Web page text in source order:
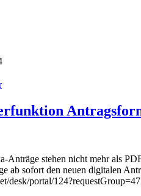
Anträge stehen nicht mehr als
ab sofort den neuen digitalen
desk/portal/